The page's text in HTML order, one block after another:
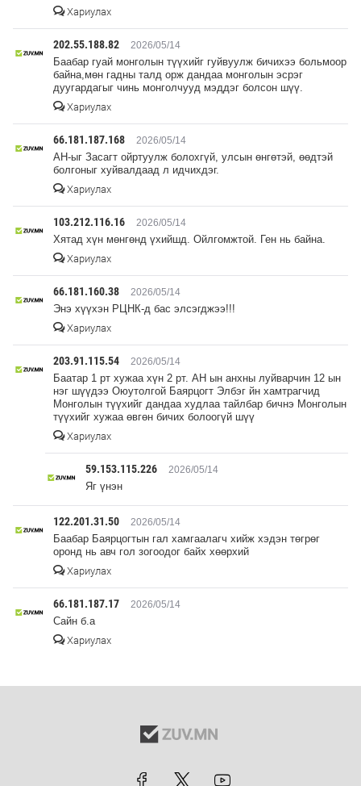
Хариулах
202.55.188.82 2026/05/14
Баабар гуай монголын түүхийг гуйвуулж бичихээ больмоор
байна,мөн гадны талд орж дандаа монголын эсрэг
дуугардагыг чинь монголчууд мэддэг болсон шүү.
Хариулах
66.181.187.168 2026/05/14
АН-ыг Засагт ойртуулж болохгүй, улсын өнгөтэй, өөдтэй
болгоныг хуйвалдаад л идчихдэг.
Хариулах
103.212.116.16 2026/05/14
Хятад хүн мөнгөнд үхийшд. Ойлгомжтой. Ген нь байна.
Хариулах
66.181.160.38 2026/05/14
Энэ хүүхэн РЦНК-д бас элсэгджээ!!!
Хариулах
203.91.115.54 2026/05/14
Баатар 1 рт хужаа хүн 2 рт. АН ын анхны луйварчин 12 ын
нэг шүүдээ Оюутолгой Баярцогт Элбэг йн хамтрагчид
Монголын түүхийг дандаа худлаа тайлбар бичнэ Монголын
түүхийг хужаа өвгөн бичих болоогүй шүү
Хариулах
59.153.115.226 2026/05/14
Яг үнэн
122.201.31.50 2026/05/14
Баабар Баярцогтын гал хамгаалагч хийж хэдэн төгрөг
оронд нь авч гол зогоодог байх хөөрхий
Хариулах
66.181.187.17 2026/05/14
Сайн б.а
Хариулах